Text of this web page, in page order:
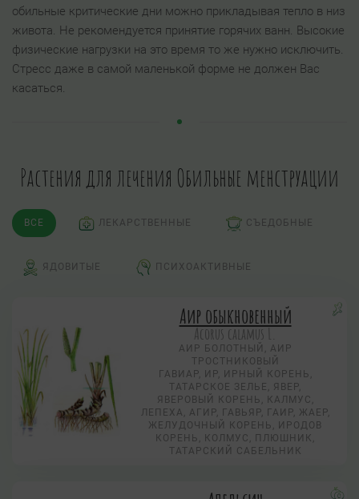
обильные критические дни можно прикладывая тепло в низ
живота. Не рекомендуется принятие горячих ванн. Высокие
физические нагрузки на это время то же нужно исключить.
Стресс даже в самой маленькой форме не должен Вас
касаться.
Растения для лечения Обильные менструации
ВСЕ ЛЕКАРСТВЕННЫЕ СЪЕДОБНЫЕ
ЯДОВИТЫЕ ПСИХОАКТИВНЫЕ
Аир обыкновенный
Acorus calamus L.
АИР БОЛОТНЫЙ, АИР
ТРОСТНИКОВЫЙ
ГАВИАР, ИР, ИРНЫЙ КОРЕНЬ,
ТАТАРСКОЕ ЗЕЛЬЕ, ЯВЕР,
ЯВЕРОВЫЙ КОРЕНЬ, КАЛМУС,
ЛЕПЕХА, АГИР, ГАВЬЯР, ГАИР, ЖАЕР,
ЖЕЛУДОЧНЫЙ КОРЕНЬ, ИРОДОВ
КОРЕНЬ, КОЛМУС, ПЛЮШНИК,
ТАТАРСКИЙ САБЕЛЬНИК